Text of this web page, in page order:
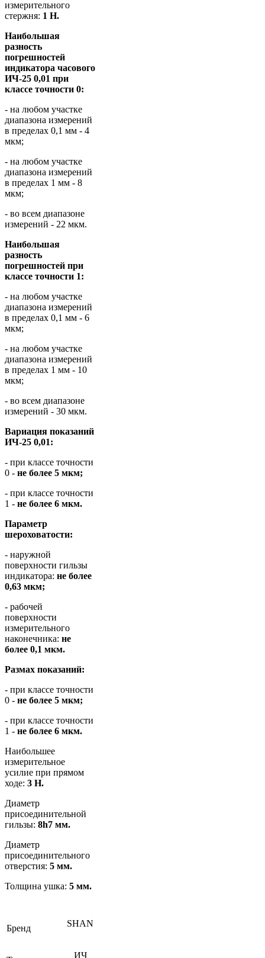
измерительного
стержня: 1 Н.
Наибольшая
разность
погрешностей
индикатора часового
ИЧ-25 0,01 при
классе точности 0:
- на любом участке
диапазона измерений
в пределах 0,1 мм - 4
мкм;
- на любом участке
диапазона измерений
в пределах 1 мм - 8
мкм;
- во всем диапазоне
измерений - 22 мкм.
Наибольшая
разность
погрешностей при
классе точности 1:
- на любом участке
диапазона измерений
в пределах 0,1 мм - 6
мкм;
- на любом участке
диапазона измерений
в пределах 1 мм - 10
мкм;
- во всем диапазоне
измерений - 30 мкм.
Вариация показаний
ИЧ-25 0,01:
- при классе точности
0 - не более 5 мкм;
- при классе точности
1 - не более 6 мкм.
Параметр
шероховатости:
- наружной
поверхности гильзы
индикатора: не более
0,63 мкм;
- рабочей
поверхности
измерительного
наконечника: не
более 0,1 мкм.
Размах показаний:
- при классе точности
0 - не более 5 мкм;
- при классе точности
1 - не более 6 мкм.
Наибольшее
измерительное
усилие при прямом
ходе: 3 Н.
Диаметр
присоединительной
гильзы: 8h7 мм.
Диаметр
присоединительного
отверстия: 5 мм.
Толщина ушка: 5 мм.
Бренд SHAN
ИЧ